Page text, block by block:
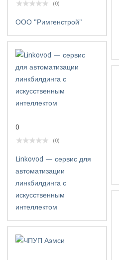
(0)
ООО "Римгенстрой"
0
(0)
Linkovod — сервис для
автоматизации
линкбилдинга с
искусственным
интеллектом